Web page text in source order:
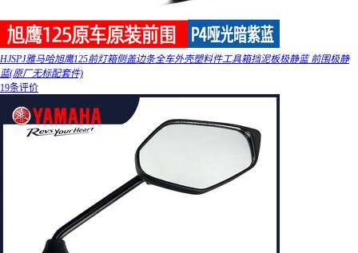
HJSPJ雅马哈旭鹰125前灯箱侧盖边条全车外壳塑料件工具箱挡泥板极静蓝 前围极静
蓝(原厂无标配套件)
19条评价